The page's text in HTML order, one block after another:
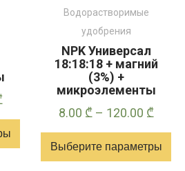
Диапазон
цен:
8.00 ₾
Водорастворимые
удобрения
NPK Универсал
18:18:18 + магний
(3%) +
микроэлементы
8.00 ₾ – 120.00 ₾
цен:
8.00
Выберите параметры